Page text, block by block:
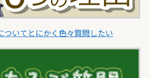
ついてとにかく色々質問したい